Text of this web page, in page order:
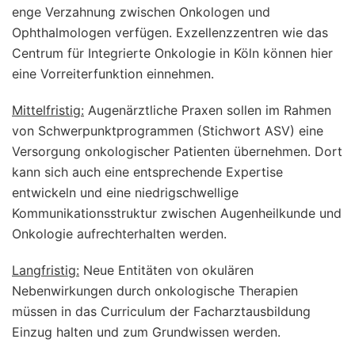
enge Verzahnung zwischen Onkologen und
Ophthalmologen verfügen. Exzellenzzentren wie das
Centrum für Integrierte Onkologie in Köln können hier
eine Vorreiterfunktion einnehmen.
Mittelfristig: Augenärztliche Praxen sollen im Rahmen
von Schwerpunktprogrammen (Stichwort ASV) eine
Versorgung onkologischer Patienten übernehmen. Dort
kann sich auch eine entsprechende Expertise
entwickeln und eine niedrigschwellige
Kommunikationsstruktur zwischen Augenheilkunde und
Onkologie aufrechterhalten werden.
Langfristig: Neue Entitäten von okulären
Nebenwirkungen durch onkologische Therapien
müssen in das Curriculum der Facharztausbildung
Einzug halten und zum Grundwissen werden.